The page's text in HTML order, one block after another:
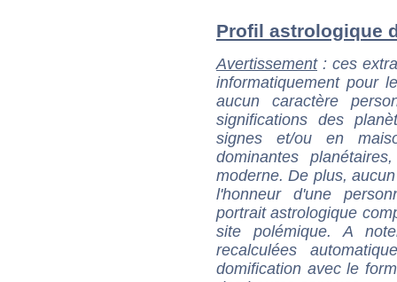
Profil astrologique
Avertissement: ces
informatiquement pour
aucun caractère
significations des
signes et/ou en
dominantes
moderne. De plus,
l'honneur d'une
portrait astrologique
site polémique. A
recalculées
domification avec le